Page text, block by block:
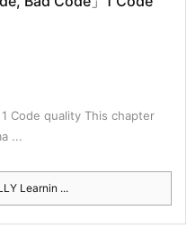
1 Code quality This chapter
...
Learnin ...